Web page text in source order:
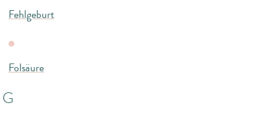
Fehlgeburt
Folsäure
G